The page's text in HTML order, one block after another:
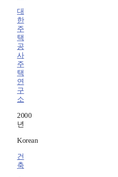
대
한
주
택
공
사
주
택
연
구
소
2000
년
Korean
건
축